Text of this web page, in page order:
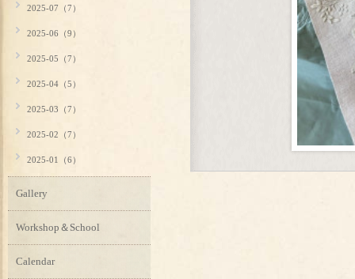
2025-07（7）
2025-06（9）
2025-05（7）
2025-04（5）
2025-03（7）
2025-02（7）
2025-01（6）
Gallery
Workshop＆School
Calendar